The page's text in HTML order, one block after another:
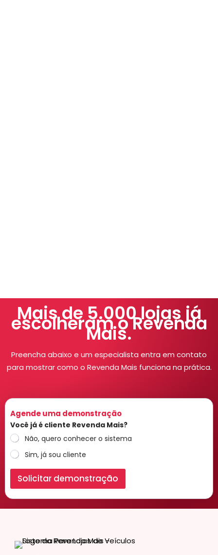
Mais de 5.000 lojas já
escolheram o Revenda
Mais.
Preencha abaixo e um especialista entra em contato
para mostrar como o Revenda Mais funciona na prática.
Agende uma demonstração
Você já é cliente Revenda Mais?
Não, quero conhecer o sistema
Sim, já sou cliente
Solicitar demonstração